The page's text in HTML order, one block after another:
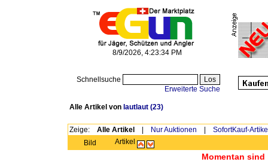
8/9/2026, 4:23:34 PM
Schnellsuche
Erweiterte Suche
Alle Artikel von lautlaut (23)
Zeige: Alle Artikel Nur Auktionen
SofortKauf-
Bild
Artikel
Momentan